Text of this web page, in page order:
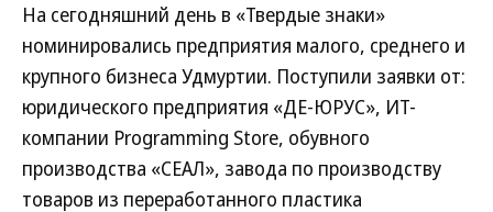
На сегодняшний день в «Твердые знаки»
номинировались предприятия малого, среднего и
крупного бизнеса Удмуртии. Поступили заявки от:
юридического предприятия «ДЕ-ЮРУС», ИТ-
компании Programming Store, обувного
производства «СЕАЛ», завода по производству
товаров из переработанного пластика